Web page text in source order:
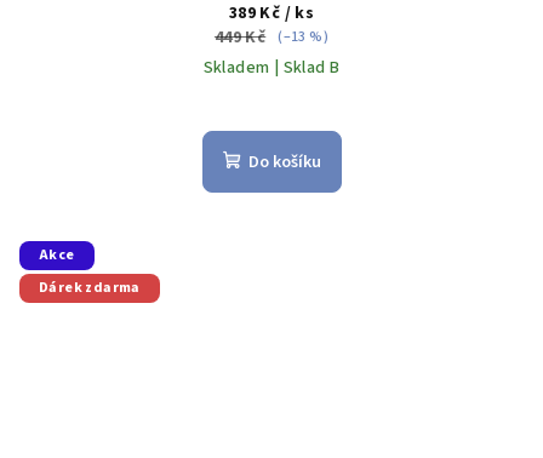
389 Kč / ks
449 Kč (–13 %)
Skladem | Sklad B
Do košíku
Akce
Dárek zdarma